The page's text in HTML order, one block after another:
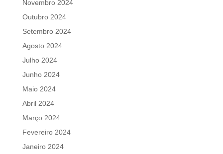
Novembro 2024
Outubro 2024
Setembro 2024
Agosto 2024
Julho 2024
Junho 2024
Maio 2024
Abril 2024
Março 2024
Fevereiro 2024
Janeiro 2024